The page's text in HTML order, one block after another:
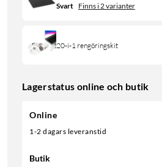
Svart Finns i 2 varianter
20-i-1 rengöringskit
Lagerstatus online och butik
Online
1-2 dagars leveranstid
Butik